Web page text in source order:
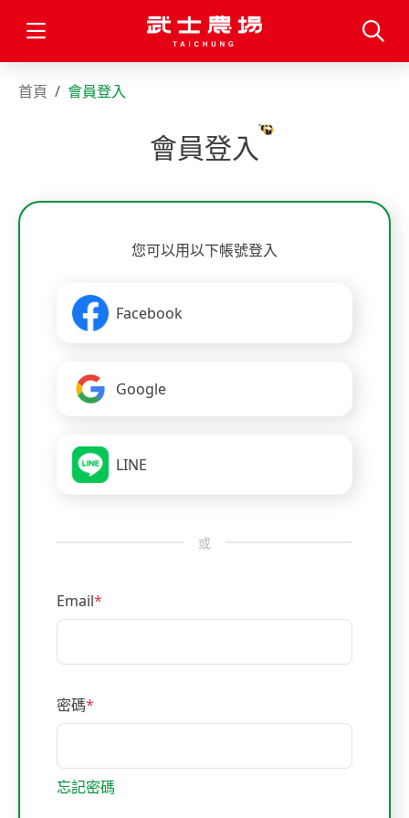
首頁 會員登入
會員登入
您可以用以下帳號登入
Facebook
Google
LINE
或
Email*
密碼*
忘記密碼